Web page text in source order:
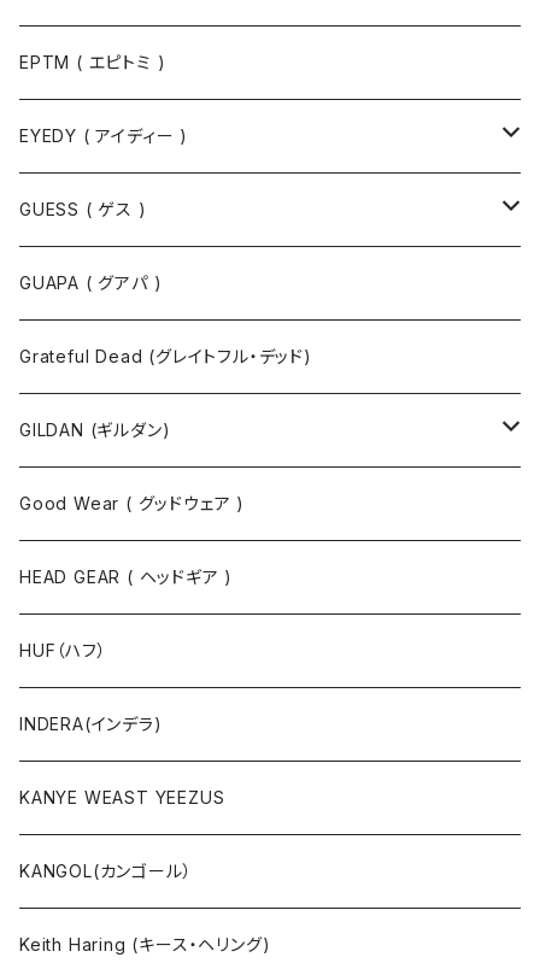
EPTM ( エピトミ )
EYEDY ( アイディー )
Tシャツ
半袖Tシャツ
長袖Tシャツ
ポロシャツ
シャツ
スウェット
パーカ
ジャケット
ニット
ボトムス
セットアップ
小物・雑貨
タンクトップ
GUESS ( ゲス )
ジャケット
GUAPA ( グアパ )
Grateful Dead (グレイトフル・デッド)
GILDAN (ギルダン)
ソックス
Good Wear ( グッドウェア )
HEAD GEAR ( ヘッドギア )
HUF（ハフ）
INDERA(インデラ)
KANYE WEAST YEEZUS
KANGOL(カンゴール）
Keith Haring (キース・ヘリング)